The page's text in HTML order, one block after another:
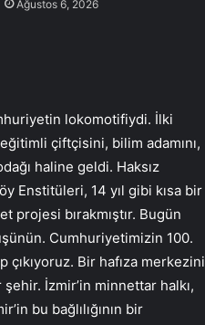
Ağustos 6, 2026
lokomotifiydi. İlki
çiftçisini, bilim adamını,
haline geldi. Haksız
Enstitüleri, 14 yıl gibi kısa bir
projesi bırakmıştır. Bugün
Cumhuriyetimizin 100.
Bir hafıza merkezini
İzmir’in minnettar halkı,
bu bağlılığının bir